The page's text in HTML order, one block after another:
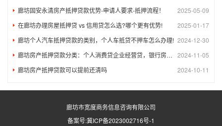
2025-05-09
廊坊固安永清房产抵押贷款优势-申请人要求-抵押流程！
2025-01-17
在廊坊办理房屋抵押贷 vs 信用贷怎么选?哪个更有优势!
2024-12-30
廊坊个人汽车抵押贷款的类别，个人车抵贷不押车怎么办理!
2024-11-05
廊坊房产抵押贷款分类：个人消费贷企业经营贷，银行房屋抵押-民间房屋抵押-房屋二次抵押
2024-10-11
廊坊房产抵押贷款可以提前还清吗
廊坊市宽度商务信息咨询有限公司
备案号:冀ICP备2023002716号-1